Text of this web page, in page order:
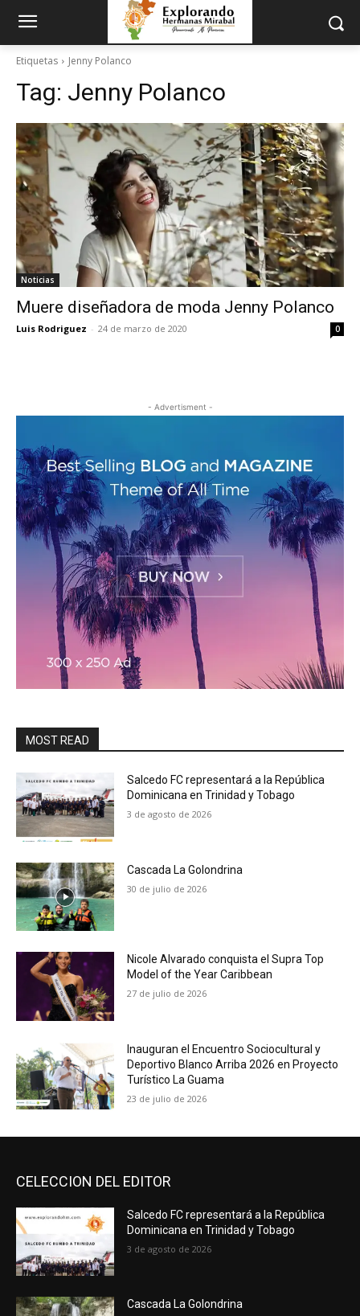
Etiquetas Jenny Polanco
Tag: Jenny Polanco
Noticias
Muere diseñadora de moda Jenny Polanco
Luis Rodriguez - 24 de marzo de 2020 0
- Advertisment -
MOST READ
Salcedo FC representará a la República
Dominicana en Trinidad y Tobago
3 de agosto de 2026
Cascada La Golondrina
30 de julio de 2026
Nicole Alvarado conquista el Supra Top
Model of the Year Caribbean
27 de julio de 2026
Inauguran el Encuentro Sociocultural y
Deportivo Blanco Arriba 2026 en Proyecto
Turístico La Guama
23 de julio de 2026
CELECCION DEL EDITOR
Salcedo FC representará a la República
Dominicana en Trinidad y Tobago
3 de agosto de 2026
Cascada La Golondrina